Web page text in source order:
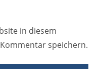
in diesem
speichern.